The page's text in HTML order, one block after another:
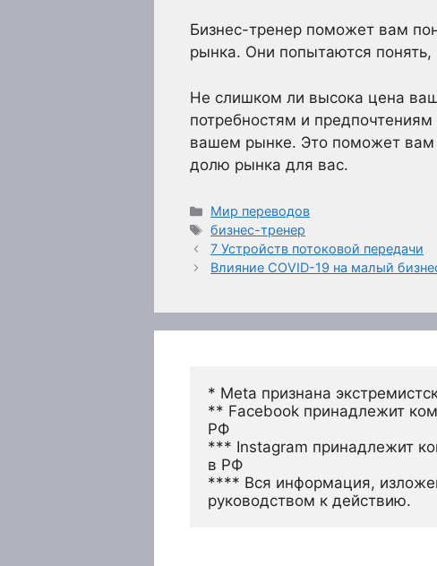
Бизнес-тренер поможет вам
рынка. Они попытаются
Не слишком ли высока цена
потребностям и
вашем рынке. Это поможет вам
долю рынка для вас.
Рубрики
Мир переводов
Метки
бизнес-тренер
7 Устройств потоковой передачи
Влияние COVID-19 на малый
* Meta признана
** Facebook принадлежит
РФ
*** Instagram принадлежит
в РФ
**** Вся информация,
руководством к действию.